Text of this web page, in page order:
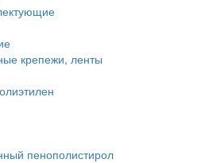
крепежи, ленты
пенополистирол